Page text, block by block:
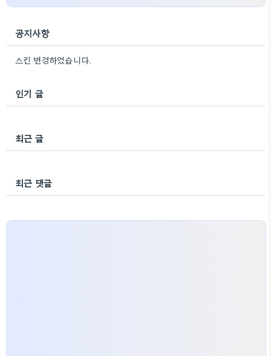
공지사항
스킨 변경하였습니다.
인기 글
최근 글
최근 댓글